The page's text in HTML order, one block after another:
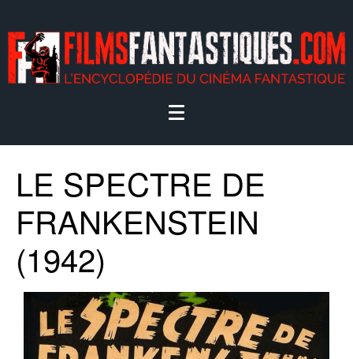
LE SPECTRE DE
FRANKENSTEIN
(1942)